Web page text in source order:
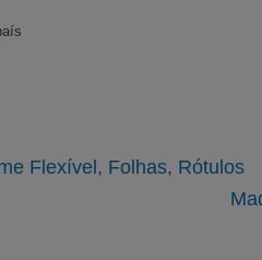
Flexível, Folhas, Rótulos